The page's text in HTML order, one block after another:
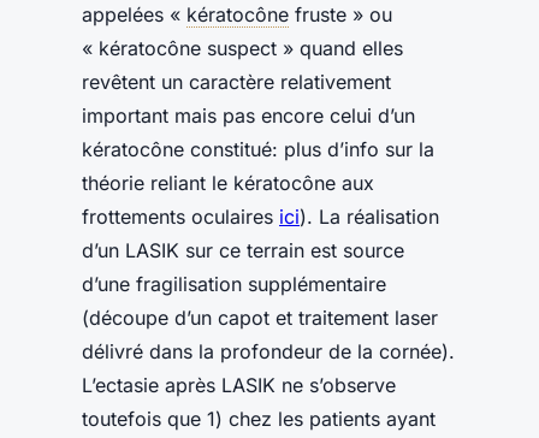
appelées « kératocône fruste » ou
« kératocône suspect » quand elles
revêtent un caractère relativement
important mais pas encore celui d’un
kératocône constitué: plus d’info sur la
théorie reliant le kératocône aux
frottements oculaires ici). La réalisation
d’un LASIK sur ce terrain est source
d’une fragilisation supplémentaire
(découpe d’un capot et traitement laser
délivré dans la profondeur de la cornée).
L’ectasie après LASIK ne s’observe
toutefois que 1) chez les patients ayant